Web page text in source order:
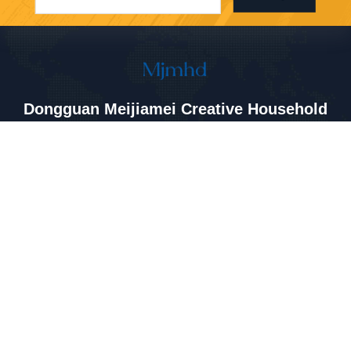
Dongguan Meijiamei Creative Household